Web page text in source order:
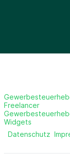
Freelancer
Widgets
Datenschutz